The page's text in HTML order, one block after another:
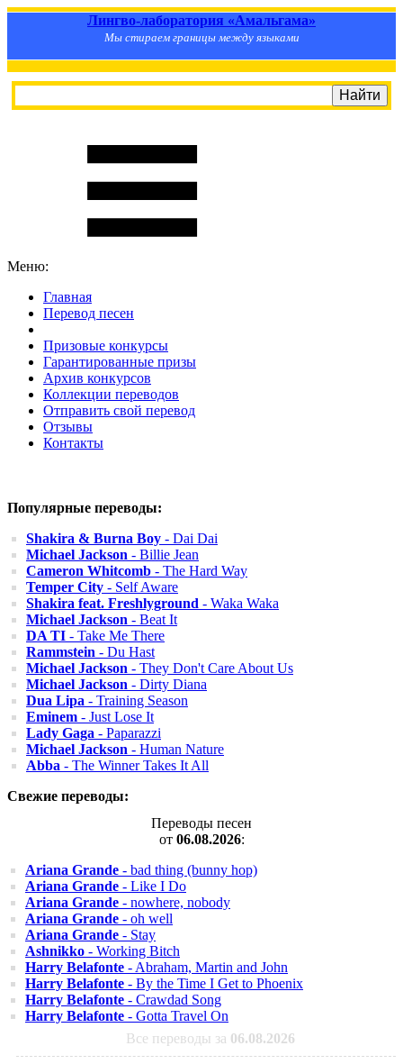
Лингво-лаборатория «Амальгама»
Мы стираем границы между языками
Меню:
Главная
Перевод песен
Призовые конкурсы
Гарантированные призы
Архив конкурсов
Коллекции переводов
Отправить свой перевод
Отзывы
Контакты
Популярные переводы:
Shakira & Burna Boy - Dai Dai
Michael Jackson - Billie Jean
Cameron Whitcomb - The Hard Way
Temper City - Self Aware
Shakira feat. Freshlyground - Waka Waka
Michael Jackson - Beat It
DA TI - Take Me There
Rammstein - Du Hast
Michael Jackson - They Don't Care About Us
Michael Jackson - Dirty Diana
Dua Lipa - Training Season
Eminem - Just Lose It
Lady Gaga - Paparazzi
Michael Jackson - Human Nature
Abba - The Winner Takes It All
Свежие переводы:
Переводы песен
от 06.08.2026:
Ariana Grande - bad thing (bunny hop)
Ariana Grande - Like I Do
Ariana Grande - nowhere, nobody
Ariana Grande - oh well
Ariana Grande - Stay
Ashnikko - Working Bitch
Harry Belafonte - Abraham, Martin and John
Harry Belafonte - By the Time I Get to Phoenix
Harry Belafonte - Crawdad Song
Harry Belafonte - Gotta Travel On
Все переводы за 06.08.2026